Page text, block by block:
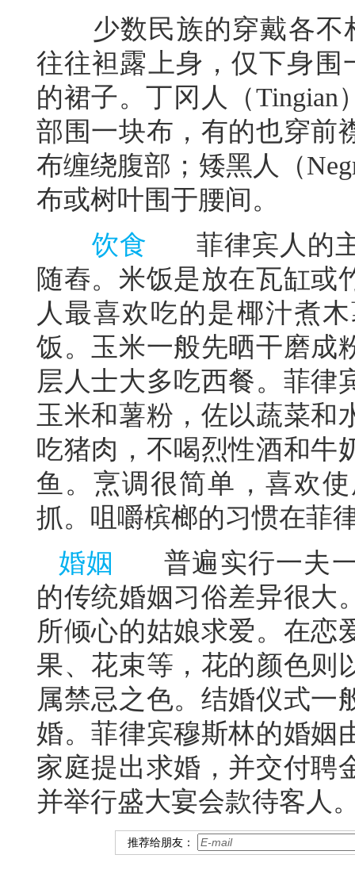
少数民族的穿戴各不
往往袒露上身，仅下身
的裙子。丁冈人（
部围一块布，有的也穿前
布缠绕腹部；矮黑人（
布或树叶围于腰间。
饮食 菲律宾人的主
随舂。米饭是放在瓦缸或
人最喜欢吃的是椰汁煮
饭。玉米一般先晒干磨成
层人士大多吃西餐。菲律
玉米和薯粉，佐以蔬菜和
吃猪肉，不喝烈性酒和牛
鱼。烹调很简单，喜欢
抓。咀嚼槟榔的习惯在菲
婚姻
普遍实行一夫
的传统婚姻习俗差异很大
所倾心的姑娘求爱。在恋
果、花束等，花的颜色则
属禁忌之色。结婚仪式一
婚。菲律宾穆斯林的婚姻
家庭提出求婚，并交付聘
并举行盛大宴会款待客人
推荐给朋友：